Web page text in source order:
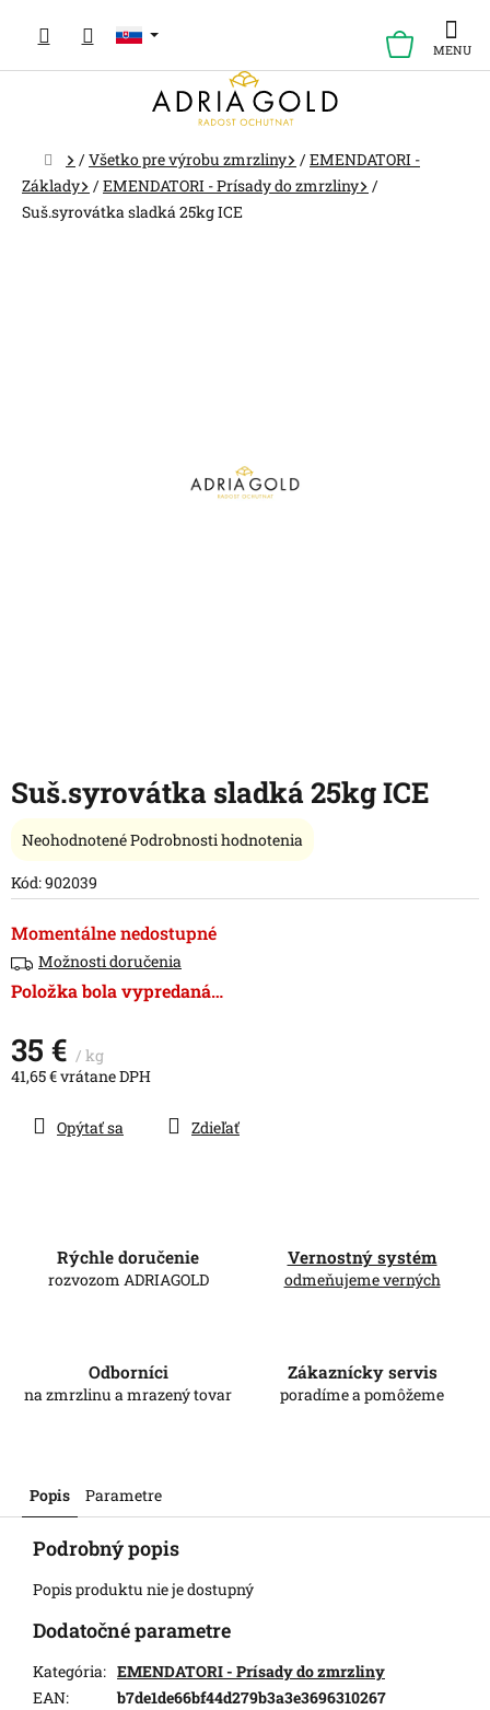
obsah
KOŠÍK
Domov
/Všetko pre výrobu zmrzliny /EMENDATORI -
Základy
/EMENDATORI - Prísady do zmrzliny
/
Suš.syrovátka sladká 25kg ICE
Suš.syrovátka sladká 25kg ICE
Kód:902039
35 € / kg
41,65 € vrátane DPH
cena:
Momentálne nedostupné
Možnosti doručenia
Položka bola vypredaná…
Opýtať sa Zdieľať
Rýchle doručenie
rozvozom ADRIAGOLD
Vernostný systém
odmeňujeme verných
Odborníci
na zmrzlinu a mrazený tovar
Zákaznícky servis
poradíme a pomôžeme
Priemerné
produktu
je
0,0
z
5
hviezdičiek.
NeohodnotenéPodrobnosti hodnotenia
Popis Parametre
Podrobný popis
Popis produktu nie je dostupný
Dodatočné parametre
Kategória: EMENDATORI - Prísady do zmrzliny
EAN: b7de1de66bf44d279b3a3e3696310267